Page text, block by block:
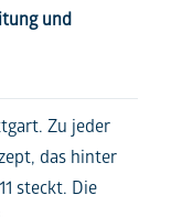
und
Zu jeder
das hinter
steckt. Die